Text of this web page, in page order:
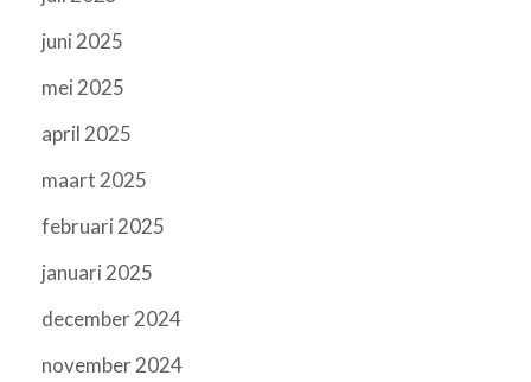
juni 2025
mei 2025
april 2025
maart 2025
februari 2025
januari 2025
december 2024
november 2024